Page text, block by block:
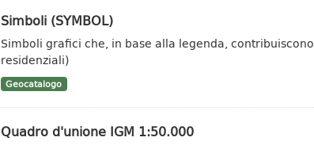
Simboli (SYMBOL)
Simboli grafici che, in base alla legenda,
residenziali)
Geocatalogo
Quadro d'unione IGM 1:50.000